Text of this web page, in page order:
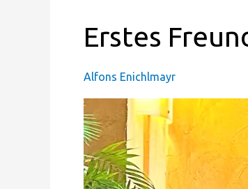
Erstes
Alfons Enichlmayr
Erstes
Freundschaftsspiel